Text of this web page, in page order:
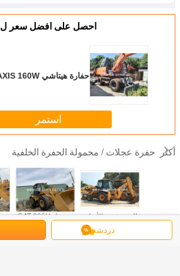
احصل على افضل سعر ل
حفارة هيتاشي ZAXIS 160W مستعملة
استمر
أكثر حفرة عجلات / محمولة الحفرة الخلفية
محمول CAT 966H
مستعمل
المستخدمة الأصلية
JCB 3CX الحفرة
الخلفية
الخلفية
JCB
دردشة